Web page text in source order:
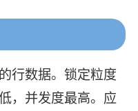
行数据。锁定粒度
，并发度最高。应